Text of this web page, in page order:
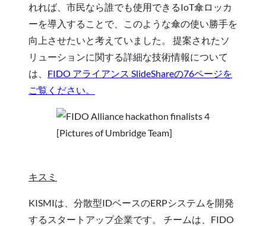
れれば、市民なら誰でも使用できるIoT傘ロッカ
ーを導入することで、このような傘の使い勝手を
向上させたいと考えていました。 提案されたソ
リューションに関する詳細な技術情報について
は、 FIDO アライアンス SlideShareの76ページを
ご覧ください。
[Pictures of Umbridge Team]
キスミ
KISMIは、分散型IDベースのERPシステムを開発
するスタートアップ企業です。 チームは、FIDO